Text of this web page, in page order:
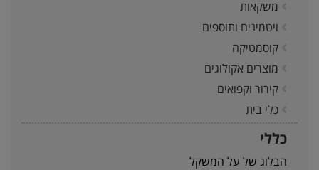
משקאות
ויטמינים ותוספים
קוסמטיקה
מוצרים אקולוגים
קירור וקפואים
כלי בית
כללי
הבלוג של על המשקל